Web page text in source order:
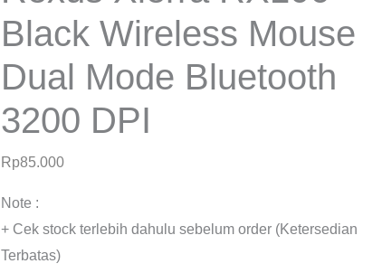
Black Wireless Mouse
Dual Mode Bluetooth
3200 DPI
Rp85.000
Note :
+ Cek stock terlebih dahulu sebelum order (Ketersedian
Terbatas)